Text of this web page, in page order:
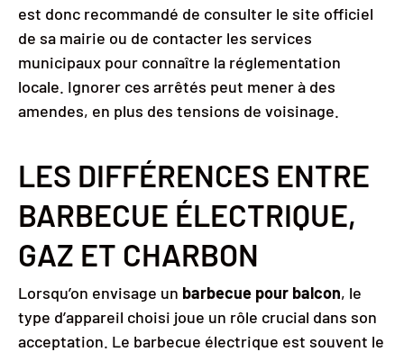
est donc recommandé de consulter le site officiel
de sa mairie ou de contacter les services
municipaux pour connaître la réglementation
locale. Ignorer ces arrêtés peut mener à des
amendes, en plus des tensions de voisinage.
LES DIFFÉRENCES ENTRE
BARBECUE ÉLECTRIQUE,
GAZ ET CHARBON
Lorsqu’on envisage un barbecue pour balcon, le
type d’appareil choisi joue un rôle crucial dans son
acceptation. Le barbecue électrique est souvent le